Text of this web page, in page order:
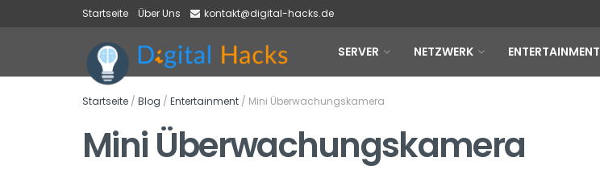
Startseite Über Uns kontakt@digital-hacks.de
SERVER NETZWERK ENTERTAINMENT
Startseite / Blog / Entertainment / Mini Überwachungskamera
Mini Überwachungskamera